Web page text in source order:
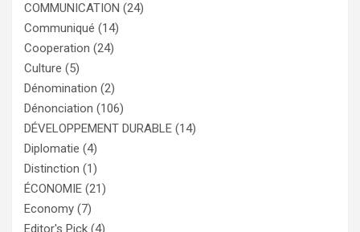
COMMUNICATION (24)
Communiqué (14)
Cooperation (24)
Culture (5)
Dénomination (2)
Dénonciation (106)
DÉVELOPPEMENT DURABLE (14)
Diplomatie (4)
Distinction (1)
ÉCONOMIE (21)
Economy (7)
Editor's Pick (4)